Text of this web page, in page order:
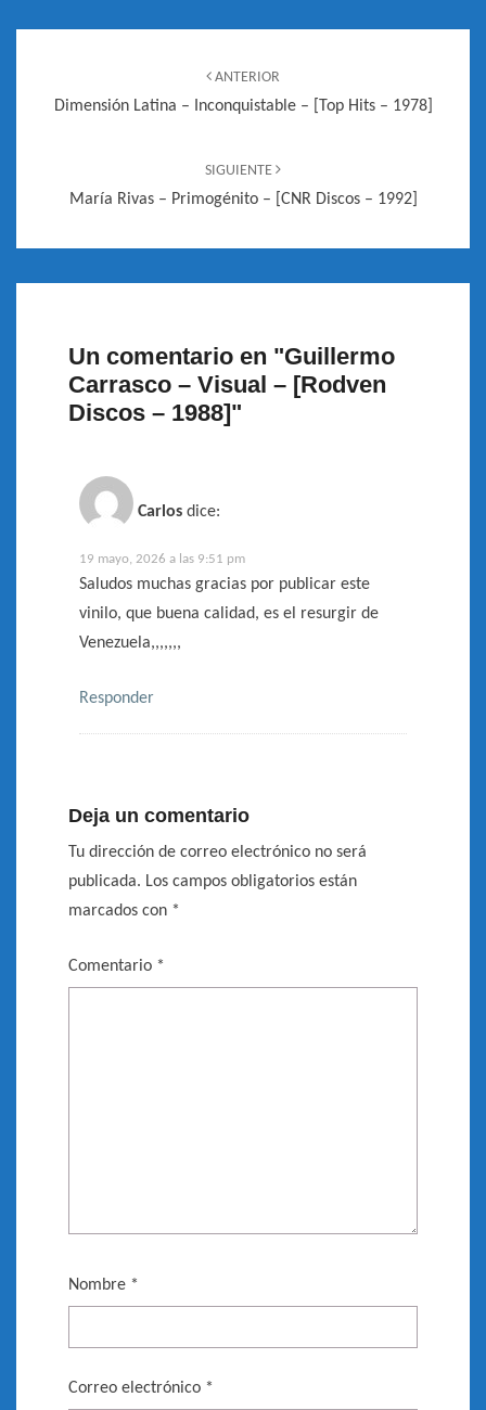
entradas
ANTERIOR
Dimensión Latina – Inconquistable – [Top Hits – 1978]
SIGUIENTE
María Rivas – Primogénito – [CNR Discos – 1992]
Un comentario en "Guillermo
Carrasco – Visual – [Rodven
Discos – 1988]"
Carlos dice:
19 mayo, 2026 a las 9:51 pm
Saludos muchas gracias por publicar este
vinilo, que buena calidad, es el resurgir de
Venezuela,,,,,,,
Responder
Deja un comentario
Tu dirección de correo electrónico no será
publicada. Los campos obligatorios están
marcados con *
Comentario *
Nombre *
Correo electrónico *